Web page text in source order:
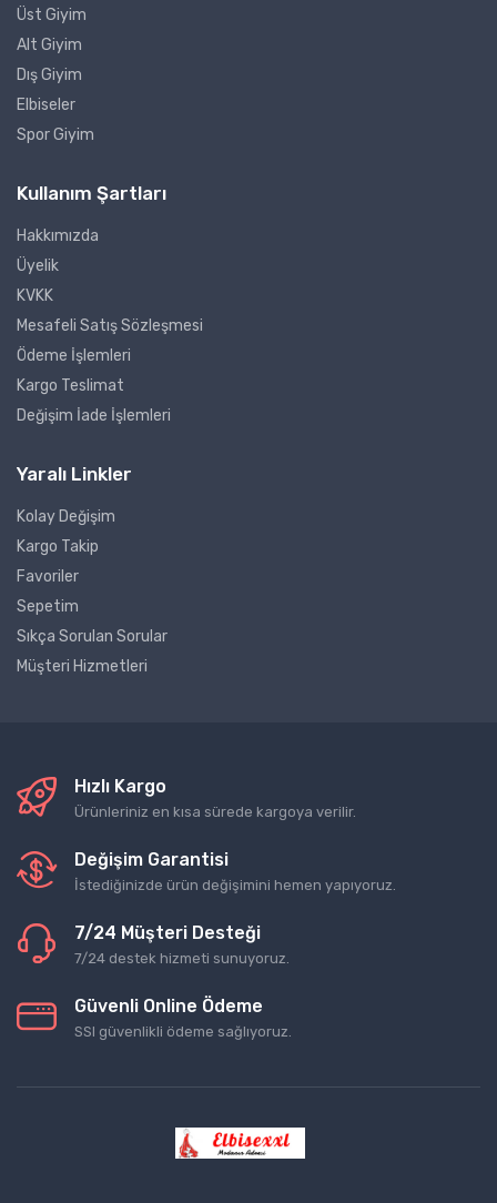
Üst Giyim
Alt Giyim
Dış Giyim
Elbiseler
Spor Giyim
Kullanım Şartları
Hakkımızda
Üyelik
KVKK
Mesafeli Satış Sözleşmesi
Ödeme İşlemleri
Kargo Teslimat
Değişim İade İşlemleri
Yaralı Linkler
Kolay Değişim
Kargo Takip
Favoriler
Sepetim
Sıkça Sorulan Sorular
Müşteri Hizmetleri
Hızlı Kargo
Ürünleriniz en kısa sürede kargoya verilir.
Değişim Garantisi
İstediğinizde ürün değişimini hemen yapıyoruz.
7/24 Müşteri Desteği
7/24 destek hizmeti sunuyoruz.
Güvenli Online Ödeme
SSl güvenlikli ödeme sağlıyoruz.